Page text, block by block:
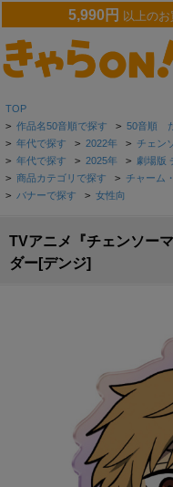
5,990円 以上の
TOP
> 作品名50音順で探す > 50音順
> 年代で探す > 2022年 > チェン
> 年代で探す > 2025年 > 劇場版
> 商品カテゴリで探す > チャーム
> バナーで探す > 女性向
TVアニメ『チェンソー
ダー[デンジ]